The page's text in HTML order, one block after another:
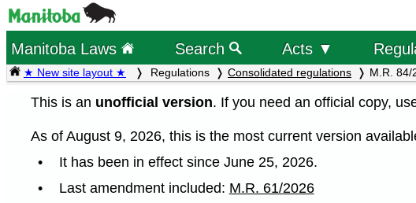
Manitoba Laws Search Acts ▼
★ New site layout ★ Regulations Consolidated regulations M.R. 84/
This is an unofficial version. If you need an official copy,
As of August 9, 2026, this is the most current version
It has been in effect since June 25, 2026.
Last amendment included: M.R. 61/2026